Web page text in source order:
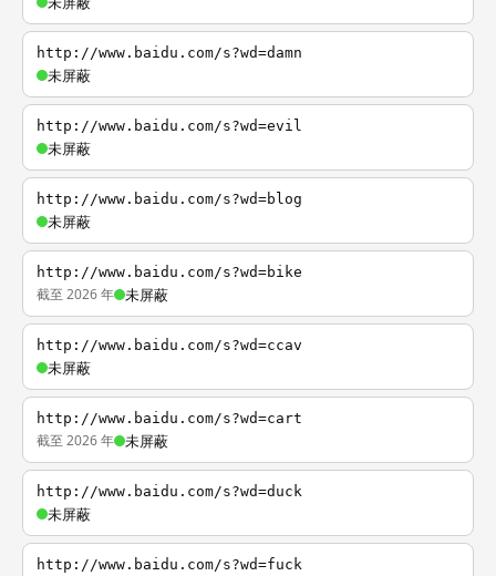
http://www.baidu.com/s?wd=damn
未屏蔽
http://www.baidu.com/s?wd=evil
未屏蔽
http://www.baidu.com/s?wd=blog
未屏蔽
http://www.baidu.com/s?wd=bike
截至 2026 年 未屏蔽
http://www.baidu.com/s?wd=ccav
未屏蔽
http://www.baidu.com/s?wd=cart
截至 2026 年 未屏蔽
http://www.baidu.com/s?wd=duck
未屏蔽
http://www.baidu.com/s?wd=fuck